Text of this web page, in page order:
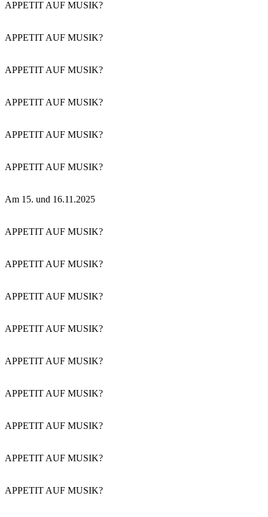
APPETIT AUF MUSIK?
APPETIT AUF MUSIK?
APPETIT AUF MUSIK?
APPETIT AUF MUSIK?
APPETIT AUF MUSIK?
APPETIT AUF MUSIK?
Am 15. und 16.11.2025
APPETIT AUF MUSIK?
APPETIT AUF MUSIK?
APPETIT AUF MUSIK?
APPETIT AUF MUSIK?
APPETIT AUF MUSIK?
APPETIT AUF MUSIK?
APPETIT AUF MUSIK?
APPETIT AUF MUSIK?
APPETIT AUF MUSIK?